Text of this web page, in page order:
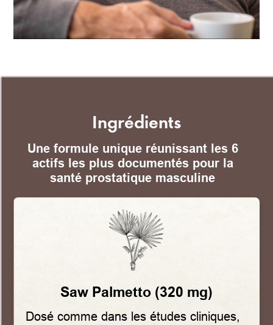
Ingrédients
Une formule unique réunissant les 6
actifs les plus documentés pour la
santé prostatique masculine
Saw Palmetto (320 mg)
Dosé comme dans les études cliniques,